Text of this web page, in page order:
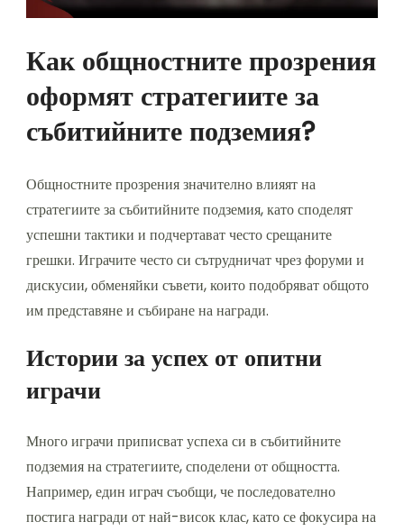
Как общностните прозрения
оформят стратегиите за
събитийните подземия?
Общностните прозрения значително влияят на
стратегиите за събитийните подземия, като споделят
успешни тактики и подчертават често срещаните
грешки. Играчите често си сътрудничат чрез форуми и
дискусии, обменяйки съвети, които подобряват общото
им представяне и събиране на награди.
Истории за успех от опитни
играчи
Много играчи приписват успеха си в събитийните
подземия на стратегиите, споделени от общността.
Например, един играч съобщи, че последователно
постига награди от най-висок клас, като се фокусира на